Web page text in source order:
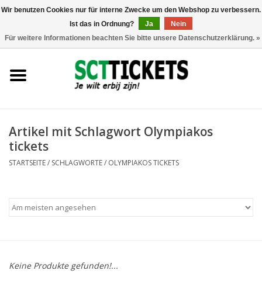
Artikel mit Schlagwort Olympiakos
tickets
STARTSEITE/ SCHLAGWORTE/ OLYMPIAKOS TICKETS
Keine Produkte gefunden!...
Wir benutzen Cookies nur für interne Zwecke um den Webshop zu verbessern.
Ist das in Ordnung?
Ja
Nein
Für weitere Informationen beachten Sie bitte unsere Datenschutzerklärung. »